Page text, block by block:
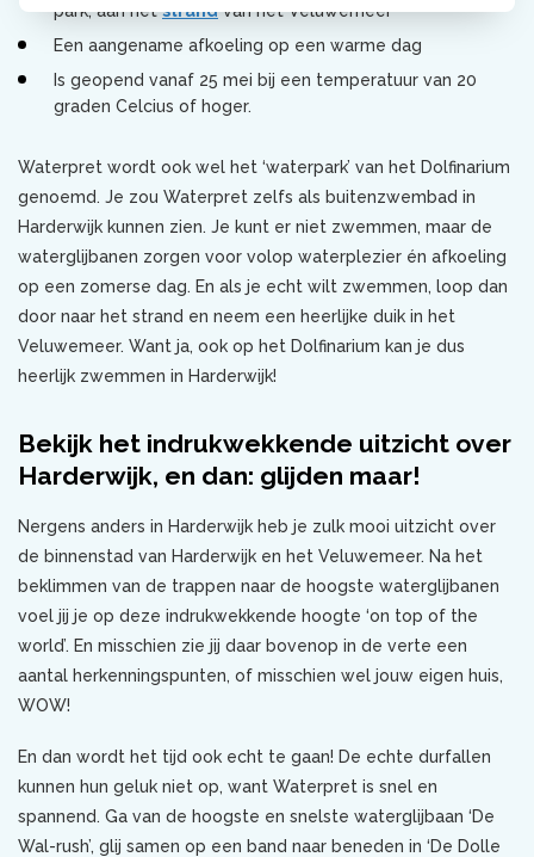
park, aan hetstrandvan het Veluwemeer
Een aangename afkoeling op een warme dag
Is geopend vanaf 25 mei bij een temperatuur van 20
graden Celcius of hoger.
Waterpret wordt ook wel het ‘waterpark’ van het Dolfinarium
genoemd. Je zou Waterpret zelfs als buitenzwembad in
Harderwijk kunnen zien. Je kunt er niet zwemmen, maar de
waterglijbanen zorgen voor volop waterplezier én afkoeling
op een zomerse dag. En als je echt wilt zwemmen, loop dan
door naar het strand en neem een heerlijke duik in het
Veluwemeer. Want ja, ook op het Dolfinarium kan je dus
heerlijk zwemmen in Harderwijk!
Bekijk het indrukwekkende uitzicht over
Harderwijk, en dan: glijden maar!
Nergens anders in Harderwijk heb je zulk mooi uitzicht over
de binnenstad van Harderwijk en het Veluwemeer. Na het
beklimmen van de trappen naar de hoogste waterglijbanen
voel jij je op deze indrukwekkende hoogte ‘on top of the
world’. En misschien zie jij daar bovenop in de verte een
aantal herkenningspunten, of misschien wel jouw eigen huis,
WOW!
En dan wordt het tijd ook echt te gaan! De echte durfallen
kunnen hun geluk niet op, want Waterpret is snel en
spannend. Ga van de hoogste en snelste waterglijbaan ‘De
Wal-rush’, glij samen op een band naar beneden in ‘De Dolle